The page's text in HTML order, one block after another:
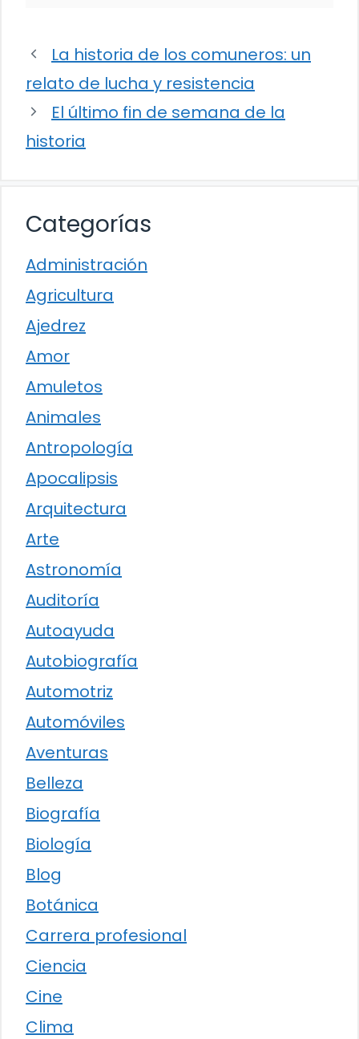
La historia de los comuneros: un
relato de lucha y resistencia
El último fin de semana de la
historia
Categorías
Administración
Agricultura
Ajedrez
Amor
Amuletos
Animales
Antropología
Apocalipsis
Arquitectura
Arte
Astronomía
Auditoría
Autoayuda
Autobiografía
Automotriz
Automóviles
Aventuras
Belleza
Biografía
Biología
Blog
Botánica
Carrera profesional
Ciencia
Cine
Clima